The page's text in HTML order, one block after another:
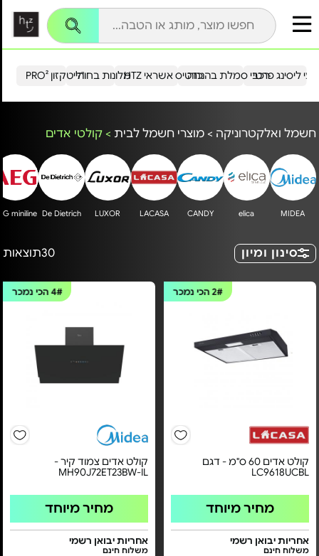
הייטקזון PRO²מלונות בחו"ל כרטיס אשראי HTZ ליסינג פרטירכבי סמלת בהנחה
חשמל ואלקטרוניקה > מוצרי חשמל לבית > קולטי אדים
MIDEA
elica
CANDY
LACASA
LUXOR
De Dietrich
miniline
סינון ומיון 30תוצאות
2#הכי נמכר
קולט אדים 60 ס"מ - דגם
LC9618UCBL
מחיר מיוחד
אחריות יבואן רשמי
משלוח חינם
4#הכי נמכר
קולט אדים צמוד קיר -
MH90J72ET23BW-IL
מחיר מיוחד
אחריות יבואן רשמי
משלוח חינם